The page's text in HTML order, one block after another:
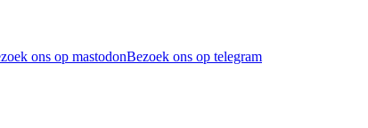
ons op mastodonBezoek ons op telegram